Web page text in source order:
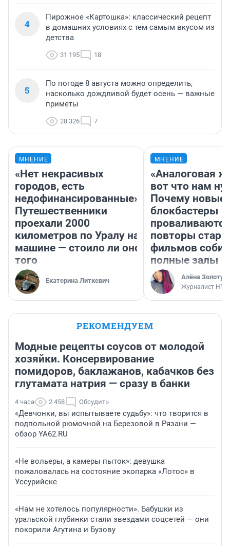
4
Пирожное «Картошка»: классический рецепт
в домашних условиях с тем самым вкусом из
детства
31 195 18
5
По погоде 8 августа можно определить,
насколько дождливой будет осень — важные
приметы
28 326 7
МНЕНИЕ
«Нет некрасивых
городов, есть
недофинансированные».
Путешественники
проехали 2000
километров по Уралу на
машине — стоило ли оно
того
Екатерина Литкевич
МНЕНИЕ
«Аналоговая
вот что нам
Почему новые
блокбастеры
повторы
фильмов
полные залы
Алёна
Журналист НГС
РЕКОМЕНДУЕМ
Модные рецепты соусов от молодой
хозяйки. Консервирование
помидоров, баклажанов, кабачков без
глутамата натрия — сразу в банки
4 часа 2 458 Обсудить
«Девчонки, вы испытываете судьбу»: что творится в
подпольной рюмочной на Березовой в Рязани —
обзор YA62.RU
«Не вольеры, а камеры пыток»: девушка
пожаловалась на состояние экопарка «Лотос» в
Уссурийске
«Нам не хотелось популярности». Бабушки из
уральской глубинки стали звездами соцсетей — они
покорили Агутина и Бузову